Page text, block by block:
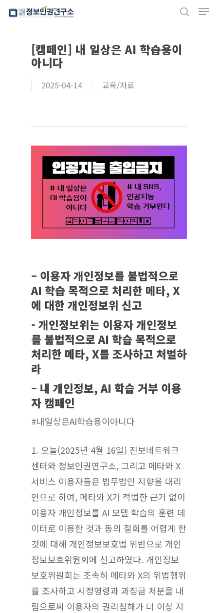
Skip
content[캠페인] 내 일상은 AI 학습용이
아니다
2025-04-14 교육/자료
– 이용자 개인정보를 불법적으로
AI 학습 목적으로 처리한 메타, X
에 대한 개인정보위 신고
- 개인정보위는 이용자 개인정보
를 불법적으로 AI 학습 목적으로
처리한 메타, X를 조사하고 처벌하
라
– 내 개인정보, AI 학습 거부 이용
자 캠페인
#내일상은AI학습용이아니다
1. 오늘(2025년 4월 16일) 진보네트워크
센터와 정보인권연구소, 그리고 메타와 X
서비스 이용자들은 법무법인 지향을 대리
인으로 하여, 메타와 X가 적법한 근거 없이
이용자 개인정보를 AI 모델 학습의 훈련 데
이터로 이용한 것과 동의 철회를 어렵게 한
것에 대해 개인정보보호법 위반으로 개인
정보보호위원회에 신고하였다. 개인정보
보호위원회는 조속히 메타와 X의 위법행위
를 조사하고 시정명령과 과징금 처분을 내
림으로써 이용자의 권리침해가 더 이상 지